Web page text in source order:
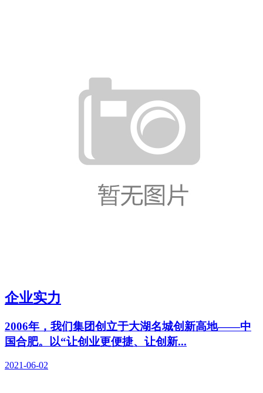
企业实力
2006年，我们集团创立于大湖名城创新高地——中
国合肥。以“让创业更便捷、让创新...
2021-06-02